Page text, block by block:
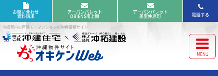
沖縄県内の戸建て・マンションの物件情報サイト
電話する
アーバンパレット
美里仲原町
アーバンパレット
ORIENS南上原
お問い合わせ
資料請求